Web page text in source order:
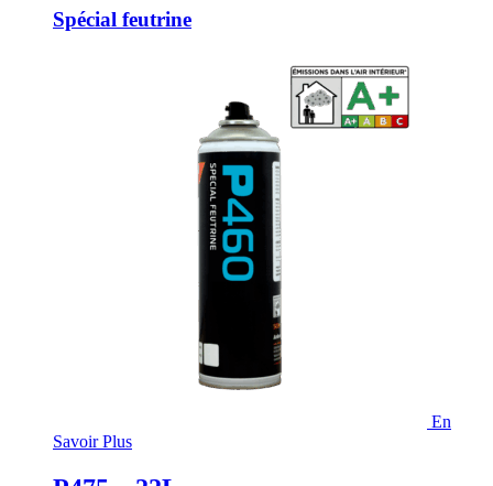
Spécial feutrine
En
Savoir Plus